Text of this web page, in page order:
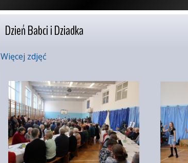
Dzień Babci i Dziadka
Więcej zdjęć